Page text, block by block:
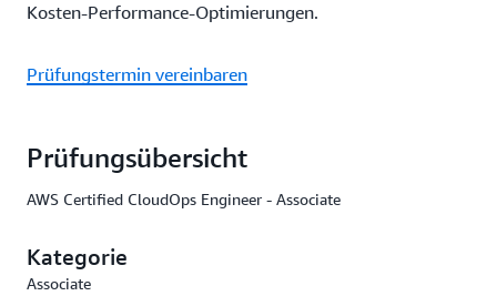
Kosten-Performance-Optimierungen.
Prüfungstermin vereinbaren
Prüfungsübersicht
AWS Certified CloudOps Engineer - Associate
Kategorie
Associate